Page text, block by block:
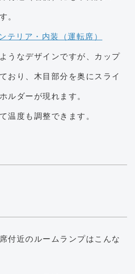
。
うなデザインですが、カップ
おり、木目部分を奥にスライ
ルダーが現れます。
温度も調整できます。
付近のルームランプはこんな